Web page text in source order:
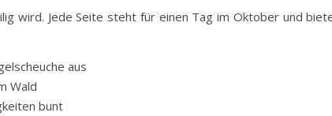
wird. Jede Seite steht für einen Tag im Oktober und
aus
Wald
bunt